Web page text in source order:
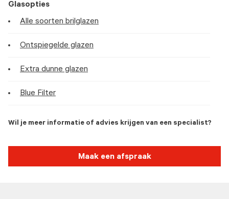
Glasopties
Alle soorten brilglazen
Ontspiegelde glazen
Extra dunne glazen
Blue Filter
Wil je meer informatie of advies krijgen van een specialist?
Maak een afspraak